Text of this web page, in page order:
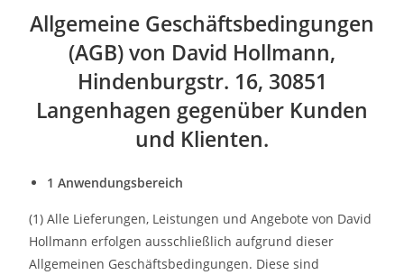
Allgemeine Geschäftsbedingungen
(AGB) von David Hollmann,
Hindenburgstr. 16, 30851
Langenhagen gegenüber Kunden
und Klienten.
1 Anwendungsbereich
(1) Alle Lieferungen, Leistungen und Angebote von David
Hollmann erfolgen ausschließlich aufgrund dieser
Allgemeinen Geschäftsbedingungen. Diese sind